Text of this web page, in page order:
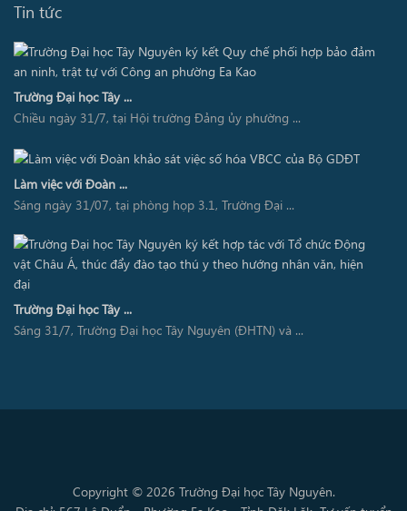
Tin tức
Trường Đại học Tây ...
Chiều ngày 31/7, tại Hội trường Đảng ủy phường ...
Làm việc với Đoàn ...
Sáng ngày 31/07, tại phòng họp 3.1, Trường Đại ...
Trường Đại học Tây ...
Sáng 31/7, Trường Đại học Tây Nguyên (ĐHTN) và ...
Copyright © 2026 Trường Đại học Tây Nguyên.